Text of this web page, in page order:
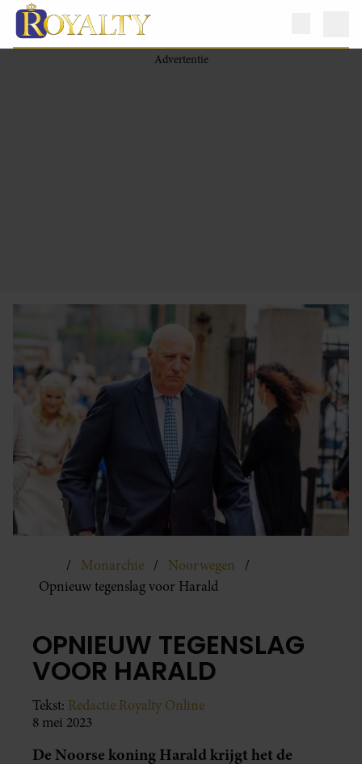
Monarchie
Noorwegen
Opnieuw tegenslag voor Harald
OPNIEUW TEGENSLAG
VOOR HARALD
Tekst: Redactie Royalty Online
8 mei 2023
De Noorse koning Harald krijgt het de